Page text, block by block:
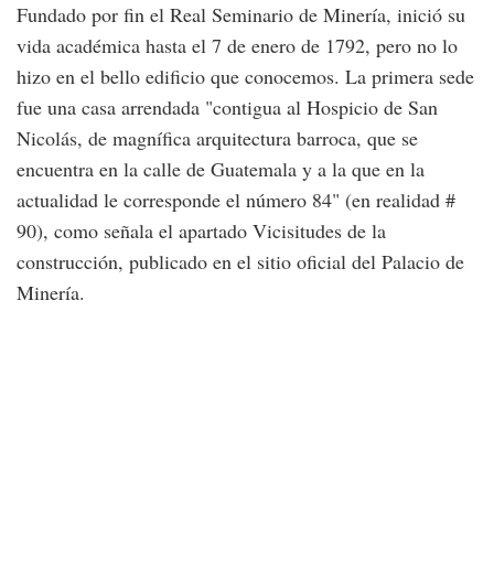
Fundado por fin el Real Seminario de Minería, inició su
vida académica hasta el 7 de enero de 1792, pero no lo
hizo en el bello edificio que conocemos. La primera sede
fue una casa arrendada "contigua al Hospicio de San
Nicolás, de magnífica arquitectura barroca, que se
encuentra en la calle de Guatemala y a la que en la
actualidad le corresponde el número 84" (en realidad #
90), como señala el apartado Vicisitudes de la
construcción, publicado en el sitio oficial del Palacio de
Minería.